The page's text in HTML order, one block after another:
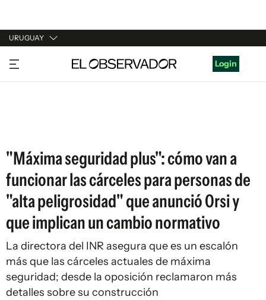
URUGUAY
URUGUAY
ARGENTINA
Login
"Máxima seguridad plus": cómo van a
funcionar las cárceles para personas de
"alta peligrosidad" que anunció Orsi y
que implican un cambio normativo
La directora del INR asegura que es un escalón
más que las cárceles actuales de máxima
seguridad; desde la oposición reclamaron más
detalles sobre su construcción